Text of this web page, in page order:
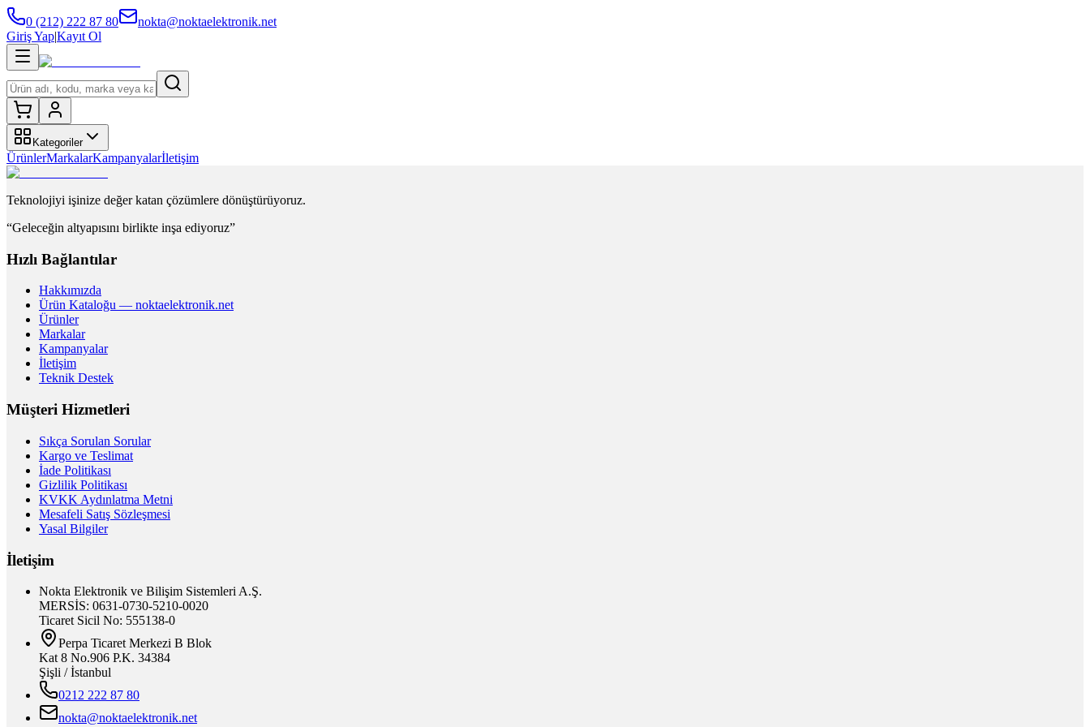
0 (212) 222 87 80
nokta@noktaelektronik.net
Giriş Yap|Kayıt Ol
Kategoriler
ÜrünlerMarkalarKampanyalarİletişim
Teknolojiyi işinize değer katan çözümlere dönüştürüyoruz.
“Geleceğin altyapısını birlikte inşa ediyoruz”
Hızlı Bağlantılar
Hakkımızda
Ürün Kataloğu — noktaelektronik.net
Ürünler
Markalar
Kampanyalar
İletişim
Teknik Destek
Müşteri Hizmetleri
Sıkça Sorulan Sorular
Kargo ve Teslimat
İade Politikası
Gizlilik Politikası
KVKK Aydınlatma Metni
Mesafeli Satış Sözleşmesi
Yasal Bilgiler
İletişim
Nokta Elektronik ve Bilişim Sistemleri A.Ş.
MERSİS: 0631-0730-5210-0020
Ticaret Sicil No: 555138-0
Perpa Ticaret Merkezi B Blok
Kat 8 No.906 P.K. 34384
Şişli / İstanbul
0212 222 87 80
nokta@noktaelektronik.net